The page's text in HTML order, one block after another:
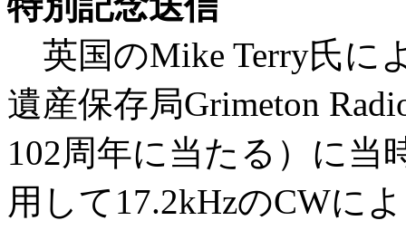
英国のMike Terry氏に
遺産保存局Grimeton
102周年に当たる）に当
用して17.2kHzのCWに